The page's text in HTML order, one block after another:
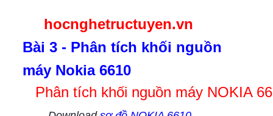
hocnghetructuyen.vn
Bài 3 - Phân tích khối nguồn
máy Nokia 6610
Phân tích khối nguồn máy NOKIA